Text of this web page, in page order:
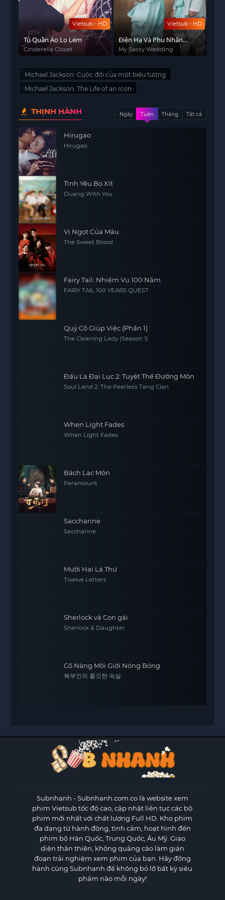
Vietsub - HD
Tủ Quần Áo Lọ Lem
Cinderella Closet
Vietsub - HD
Điện Hạ Và Phu Nhân
Kamduang
My Sassy Wedding
Michael Jackson: Cuộc đời của một biểu tượng
Michael Jackson: The Life of an Icon
THỊNH HÀNH Ngày Tuần Tháng Tất cả
Hirugao
Hirugao
Tình Yêu Bọ Xít
Duang With You
Vị Ngọt Của Máu
The Sweet Blood
Fairy Tail: Nhiệm Vụ 100 Năm
FAIRY TAIL 100 YEARS QUEST
Quý Cô Giúp Việc (Phần 1)
The Cleaning Lady (Season 1)
Đấu La Đại Lục 2: Tuyệt Thế Đường Môn
Soul Land 2: The Peerless Tang Clan
When Light Fades
When Light Fades
Bách Lạc Môn
Paramount
Saccharine
Saccharine
Mười Hai Lá Thư
Twelve Letters
Sherlock và Con gái
Sherlock & Daughter
Cô Nàng Môi Giới Nóng Bỏng
복부인의 쫄깃한 속살
Subnhanh - Subnhanh.com.co là website xem
phim Vietsub tốc độ cao, cập nhật liên tục các bộ
phim mới nhất với chất lượng Full HD. Kho phim
đa dạng từ hành động, tình cảm, hoạt hình đến
phim bộ Hàn Quốc, Trung Quốc, Âu Mỹ. Giao
diện thân thiện, không quảng cáo làm gián
đoạn trải nghiệm xem phim của bạn. Hãy đồng
hành cùng Subnhanh để không bỏ lỡ bất kỳ siêu
phẩm nào mỗi ngày!